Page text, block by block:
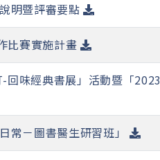
明暨評審要點
比賽實施計畫
回味經典書展」活動暨「2023
常－圖書醫生研習班」